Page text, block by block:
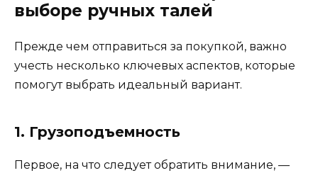
выборе ручных талей
Прежде чем отправиться за покупкой, важно
учесть несколько ключевых аспектов, которые
помогут выбрать идеальный вариант.
1. Грузоподъемность
Первое, на что следует обратить внимание, —